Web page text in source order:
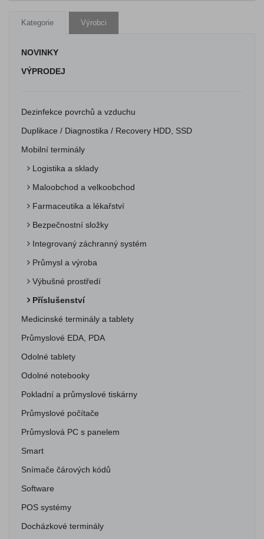
Kategorie Výrobci
NOVINKY
VÝPRODEJ
Dezinfekce povrchů a vzduchu
Duplikace / Diagnostika / Recovery HDD, SSD
Mobilní terminály
Logistika a sklady
Maloobchod a velkoobchod
Farmaceutika a lékařství
Bezpečnostní složky
Integrovaný záchranný systém
Průmysl a výroba
Výbušné prostředí
Příslušenství
Medicinské terminály a tablety
Průmyslové EDA, PDA
Odolné tablety
Odolné notebooky
Pokladní a průmyslové tiskárny
Průmyslové počítače
Průmyslová PC s panelem
Smart
Snímače čárových kódů
Software
POS systémy
Docházkové terminály